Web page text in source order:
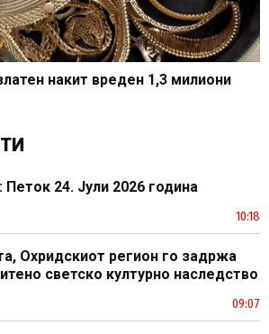
накит вреден 1,3 милиони
24. Јули 2026 година
10:18
Охридскиот регион го задржа
светско културно наследство
09:07